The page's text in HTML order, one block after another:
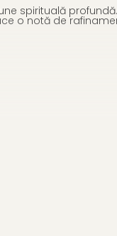
spirituală
o notă de